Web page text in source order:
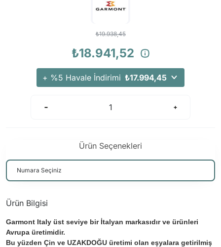
₺19.938,45
₺18.941,52
+ %5 Havale İndirimi ₺17.994,45
Ürün Seçenekleri
Ürün Bilgisi
Garmont Italy üst seviye bir İtalyan markasıdır ve ürünleri
Avrupa üretimidir.
Bu yüzden Çin ve UZAKDOĞU üretimi olan eşyalara getirilmiş